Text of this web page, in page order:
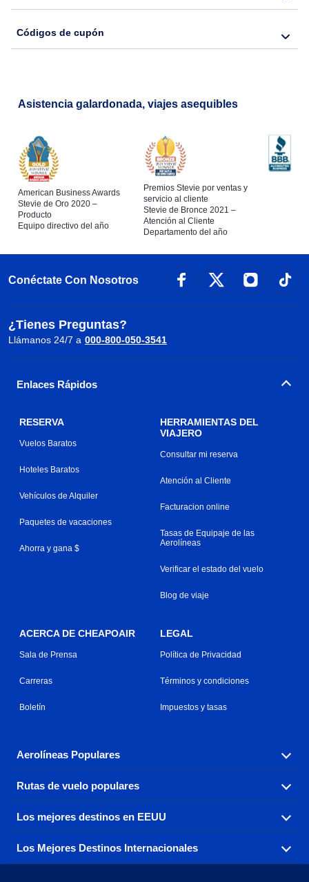
Códigos de cupón
Asistencia galardonada, viajes asequibles
American Business Awards
Stevie de Oro 2020 –
Producto
Equipo directivo del año
Premios Stevie por ventas y
servicio al cliente
Stevie de Bronce 2021 –
Atención al Cliente
Departamento del año
Conéctate Con Nosotros
¿Tienes Preguntas?
Llámanos 24/7 a 000-800-050-3541
Enlaces Rápidos
RESERVA
Vuelos Baratos
Hoteles Baratos
Vehículos de Alquiler
Paquetes de vacaciones
Ahorra y gana $
HERRAMIENTAS DEL
VIAJERO
Consultar mi reserva
Atención al Cliente
Facturacion online
Tasas de Equipaje de las
Aerolíneas
Verificar el estado del vuelo
Blog de viaje
ACERCA DE CHEAPOAIR
Sala de Prensa
Carreras
Boletín
LEGAL
Política de Privacidad
Términos y condiciones
Impuestos y tasas
Aerolíneas Populares
Explora nuestras opciones de tarifas aéreas baratas por
aerolínea, con más de 500 opciones para elegir.
Aeromexico
Air France Alaska Airlines
Rutas de vuelo populares
Reserva una de nuestras rutas de vuelo más populares
con tres sencillos clics.
Los mejores destinos en EEUU
Encuentra boletos de avión baratos a destinos
populares de los EEUU de costa a costa.
Los Mejores Destinos Internacionales